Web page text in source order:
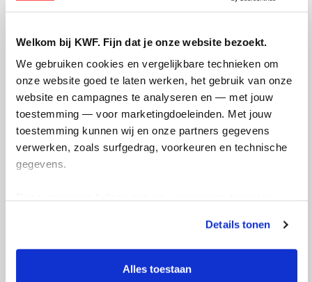
Welkom bij KWF. Fijn dat je onze website bezoekt.
We gebruiken cookies en vergelijkbare technieken om
onze website goed te laten werken, het gebruik van onze
website en campagnes te analyseren en — met jouw
toestemming — voor marketingdoeleinden. Met jouw
toestemming kunnen wij en onze partners gegevens
verwerken, zoals surfgedrag, voorkeuren en technische
gegevens.
tonen. Je kunt je toestemming op elk moment wijzigen of
intrekken via Cookie instellingen onderaan de pagina. De
lijst met cookies is te vinden in het tabblad “details”.
Details tonen
Alles toestaan
Stap 2: Medische check
medische check bij een donorarts van Sanquin.
Stap 3: Bloed geven
Is alles in orde? Dan kun je bloed geven! Sanquin roept
je op als jouw bloedgroep nodig is.